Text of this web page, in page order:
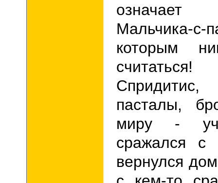
которым
пасталы,
миру -
сражался с
вернулся